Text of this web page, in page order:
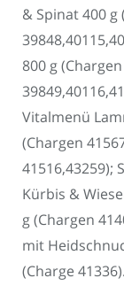
& Spinat 400 g
800 g (Chargen
Vitalmenü
(Chargen
41516,43259);
Kürbis &
g (Chargen
mit
(Charge